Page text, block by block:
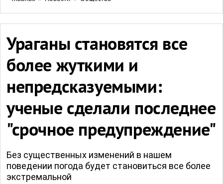
Ураганы становятся все
более жуткими и
непредсказуемыми:
ученые сделали последнее
"срочное предупреждение"
Без существенных изменений в нашем
поведении погода будет становиться все более
экстремальной